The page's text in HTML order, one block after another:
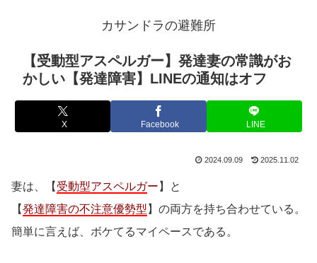
カサンドラの避難所
【受動型アスペルガー】発達妻の常識がお
かしい【発達障害】LINEの通知はオフ
X Facebook LINE
2024.09.09 2025.11.02
妻は、【 受動型アスペルガー 】と
【発達障害の不注意優勢型 】の両方を持ち合わせている。
簡単に言えば、ボケてるマイペースである。